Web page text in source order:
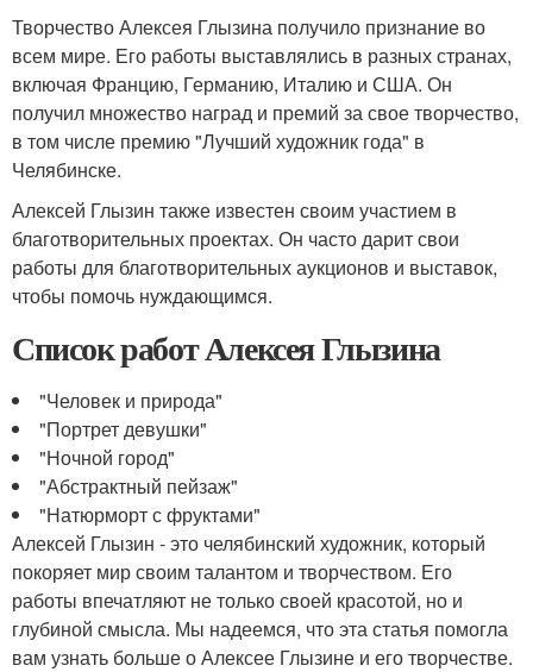
Творчество Алексея Глызина получило признание во
всем мире. Его работы выставлялись в разных странах,
включая Францию, Германию, Италию и США. Он
получил множество наград и премий за свое творчество,
в том числе премию "Лучший художник года" в
Челябинске.
Алексей Глызин также известен своим участием в
благотворительных проектах. Он часто дарит свои
работы для благотворительных аукционов и выставок,
чтобы помочь нуждающимся.
Список работ Алексея Глызина
"Человек и природа"
"Портрет девушки"
"Ночной город"
"Абстрактный пейзаж"
"Натюрморт с фруктами"
Алексей Глызин - это челябинский художник, который
покоряет мир своим талантом и творчеством. Его
работы впечатляют не только своей красотой, но и
глубиной смысла. Мы надеемся, что эта статья помогла
вам узнать больше о Алексее Глызине и его творчестве.